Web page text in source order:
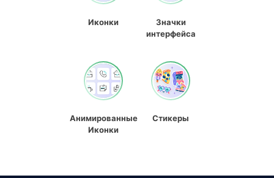
Иконки
Значки
интерфейса
Анимированные
Иконки
Стикеры